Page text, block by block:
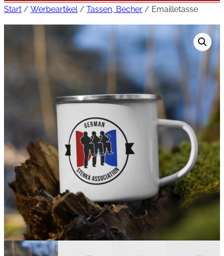
Start / Werbeartikel/ Tassen, Becher / Emailletasse